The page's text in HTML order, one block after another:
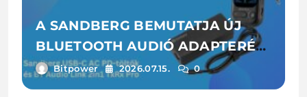
A SANDBERG BEMUTATJA ÚJ
BLUETOOTH AUDIÓ ADAPTERÉT
ÉS LAPTOPTÖLTŐIT
Bitpower 2026.07.15. 0